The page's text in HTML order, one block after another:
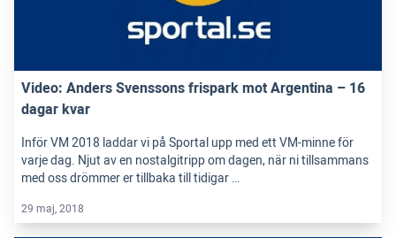
Video: Anders Svenssons frispark mot Argentina – 16
dagar kvar
Inför VM 2018 laddar vi på Sportal upp med ett VM-minne för
varje dag. Njut av en nostalgitripp om dagen, när ni tillsammans
med oss drömmer er tillbaka till tidigar …
29 maj, 2018